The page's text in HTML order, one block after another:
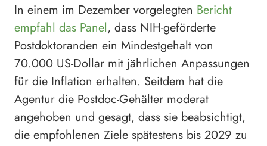
In einem im Dezember vorgelegten Bericht
empfahl das Panel, dass NIH-geförderte
Postdoktoranden ein Mindestgehalt von
70.000 US-Dollar mit jährlichen Anpassungen
für die Inflation erhalten. Seitdem hat die
Agentur die Postdoc-Gehälter moderat
angehoben und gesagt, dass sie beabsichtigt,
die empfohlenen Ziele spätestens bis 2029 zu